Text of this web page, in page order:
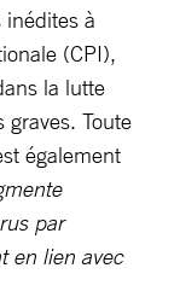
inédites à
(CPI),
la lutte
Toute
également
par
en lien avec